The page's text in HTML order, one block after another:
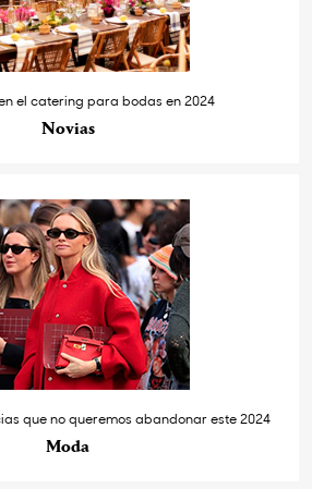
el catering para bodas en 2024
Novias
que no queremos abandonar este 2024
Moda